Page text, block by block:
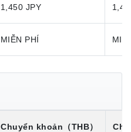
1,450 JPY
MIỄN PHÍ
Chuyển khoản （THB）